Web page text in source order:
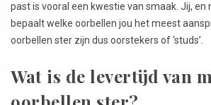
past is vooral een kwestie van smaak. Jij, en
bepaalt welke oorbellen jou het meest
oorbellen ster zijn dus oorstekers of ‘studs’.
Wat is de levertijd van